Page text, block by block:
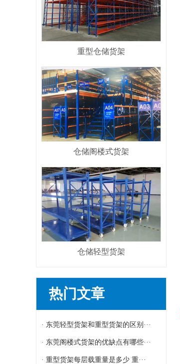
重型仓储货架
仓储阁楼式货架
仓储轻型货架
热门文章
· 东莞轻型货架和重型货架的区别···
· 东莞阁楼式货架的优缺点有哪些···
· 重型货架每层载重量是多少 重···